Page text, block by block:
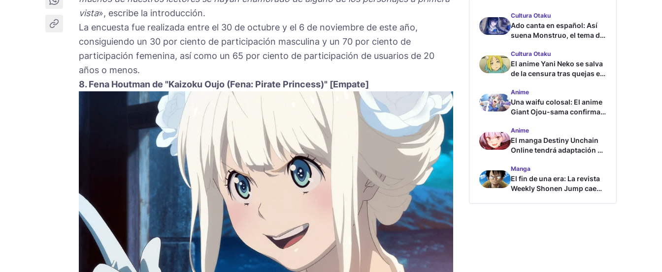
vista», escribe la introducción.
La encuesta fue realizada entre el 30 de octubre y el 6 de noviembre de este año,
consiguiendo un 30 por ciento de participación masculina y un 70 por ciento de
participación femenina, así como un 65 por ciento de participación de usuarios de 20
años o menos.
8. Fena Houtman de "Kaizoku Oujo (Fena: Pirate Princess)" [Empate]
Cultura Otaku
Ado canta en español: Así
suena Monstruo, el tema de
Cultura Otaku
El anime Yani Neko se salva
de la censura tras quejas en
Anime
Una waifu colosal: El anime
Giant Ojou-sama confirma
Anime
El manga Destiny Unchain
Online tendrá adaptación al
Manga
El fin de una era: La revista
Weekly Shonen Jump cae